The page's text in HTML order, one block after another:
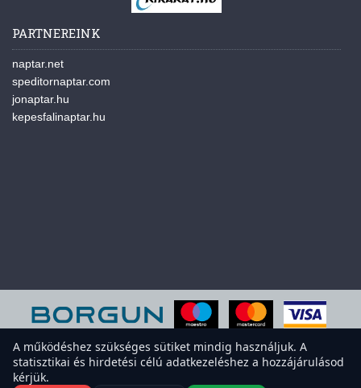
PARTNEREINK
naptar.net
speditornaptar.com
jonaptar.hu
kepesfalinaptar.hu
A működéshez szükséges sütiket mindig használjuk. A
statisztikai és hirdetési célú adatkezeléshez a hozzájárulásod
kérjük.A weboldal sütiket használ a felhasználói élmény javítása érdekében.